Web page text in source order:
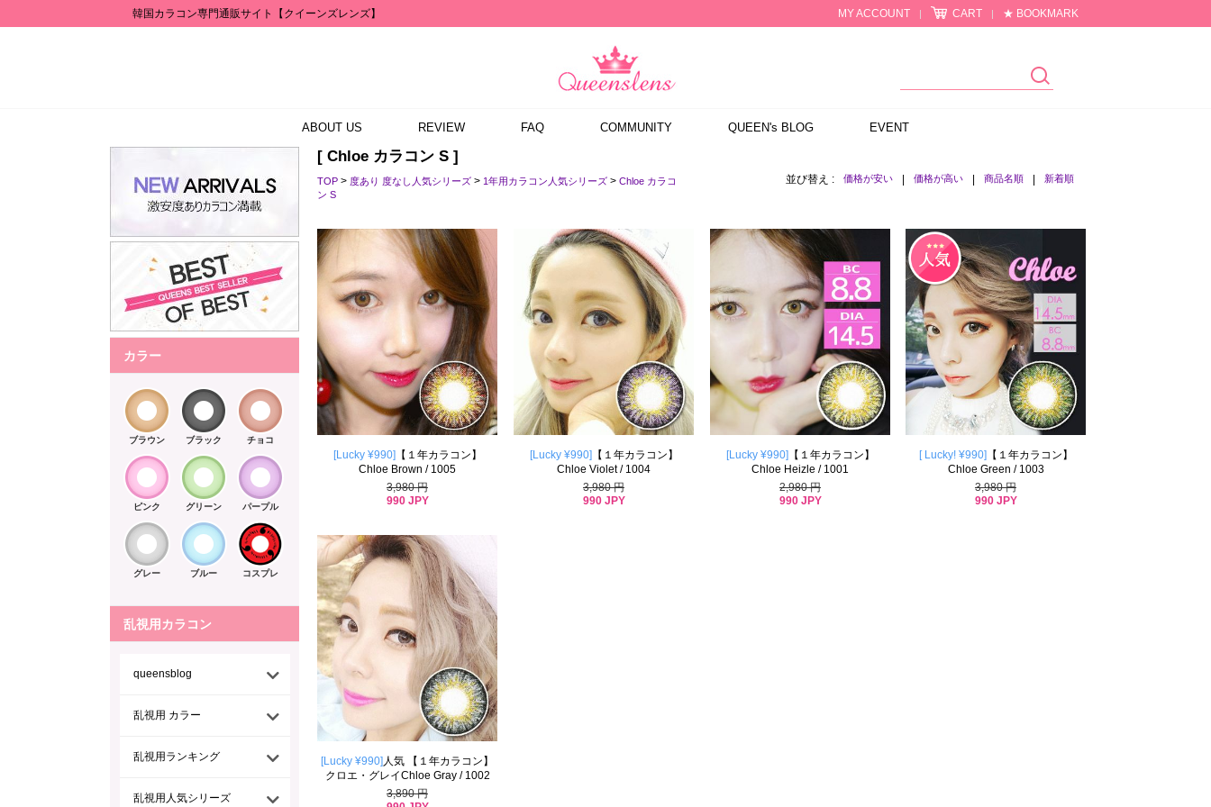
韓国カラコン専門通販サイト【クイーンズレンズ】 MY ACCOUNT | CART | ★ BOOKMARK
ABOUT US REVIEW FAQ COMMUNITY QUEEN's BLOG EVENT
カラー
ブラウン ブラック チョコ
ピンク グリーン パープル
グレー ブルー コスプレ
乱視用カラコン
queensblog
乱視用 カラー
乱視用ランキング
乱視用人気シリーズ
[ Chloe カラコン S ]
TOP > 度あり 度なし人気シリーズ > 1年用カラコン人気シリーズ > Chloe カラコ
ン S
並び替え : 価格が安い 価格が高い 商品名順 新着順
[Lucky ¥990] 【１年カラコン】
Chloe Brown / 1005
3,980 円
990 JPY
[Lucky ¥990] 【１年カラコン】
Chloe Violet / 1004
3,980 円
990 JPY
[Lucky ¥990] 【１年カラコン】
Chloe Heizle / 1001
2,980 円
990 JPY
[ Lucky! ¥990] 【１年カラコン】
Chloe Green / 1003
3,980 円
990 JPY
[Lucky ¥990] 人気 【１年カラコン】
クロエ・グレイChloe Gray / 1002
3,890 円